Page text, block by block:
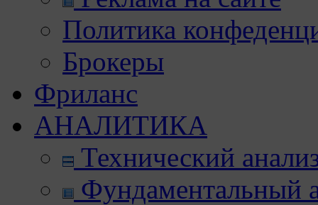
Политика
Брокеры
Фриланс
АНАЛИТИКА
Технический
Фундаментальный